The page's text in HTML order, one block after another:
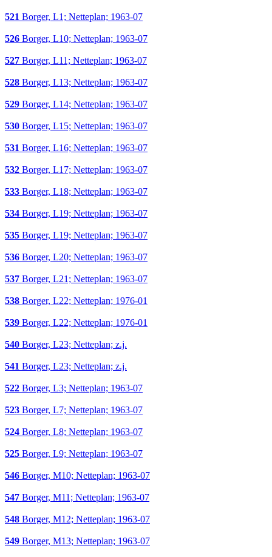
521 Borger, L1; Netteplan; 1963-07
526 Borger, L10; Netteplan; 1963-07
527 Borger, L11; Netteplan; 1963-07
528 Borger, L13; Netteplan; 1963-07
529 Borger, L14; Netteplan; 1963-07
530 Borger, L15; Netteplan; 1963-07
531 Borger, L16; Netteplan; 1963-07
532 Borger, L17; Netteplan; 1963-07
533 Borger, L18; Netteplan; 1963-07
534 Borger, L19; Netteplan; 1963-07
535 Borger, L19; Netteplan; 1963-07
536 Borger, L20; Netteplan; 1963-07
537 Borger, L21; Netteplan; 1963-07
538 Borger, L22; Netteplan; 1976-01
539 Borger, L22; Netteplan; 1976-01
540 Borger, L23; Netteplan; z.j.
541 Borger, L23; Netteplan; z.j.
522 Borger, L3; Netteplan; 1963-07
523 Borger, L7; Netteplan; 1963-07
524 Borger, L8; Netteplan; 1963-07
525 Borger, L9; Netteplan; 1963-07
546 Borger, M10; Netteplan; 1963-07
547 Borger, M11; Netteplan; 1963-07
548 Borger, M12; Netteplan; 1963-07
549 Borger, M13; Netteplan; 1963-07